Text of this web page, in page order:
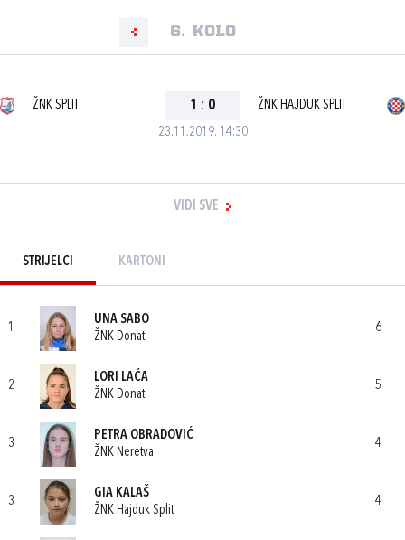
6. kolo
23.11.2019. 14:30
ŽNK SPLIT 1 : 0 ŽNK HAJDUK SPLIT
VIDI SVE
STRIJELCI KARTONI
1
UNA SABO
ŽNK Donat
6
2
LORI LAĆA
ŽNK Donat
5
3
PETRA OBRADOVIĆ
ŽNK Neretva
4
3
GIA KALAŠ
ŽNK Hajduk Split
4